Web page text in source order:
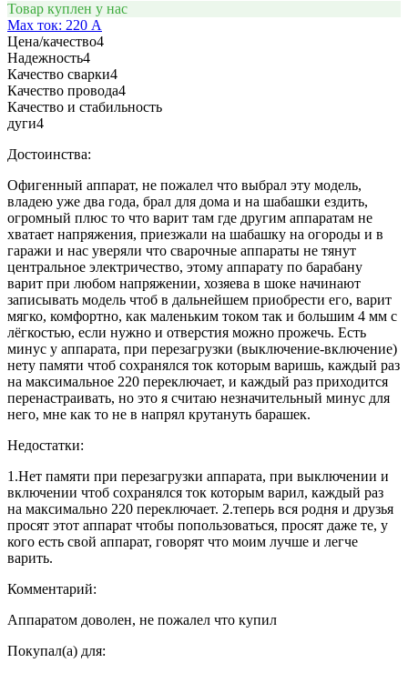
Товар куплен у нас
Max ток: 220 А
Цена/качество4
Надежность4
Качество сварки4
Качество провода4
Качество и стабильность
дуги4
Достоинства:
Офигенный аппарат, не пожалел что выбрал эту модель,
владею уже два года, брал для дома и на шабашки ездить,
огромный плюс то что варит там где другим аппаратам не
хватает напряжения, приезжали на шабашку на огороды и в
гаражи и нас уверяли что сварочные аппараты не тянут
центральное электричество, этому аппарату по барабану
варит при любом напряжении, хозяева в шоке начинают
записывать модель чтоб в дальнейшем приобрести его, варит
мягко, комфортно, как маленьким током так и большим 4 мм с
лёгкостью, если нужно и отверстия можно прожечь. Есть
минус у аппарата, при перезагрузки (выключение-включение)
нету памяти чтоб сохранялся ток которым варишь, каждый раз
на максимальное 220 переключает, и каждый раз приходится
перенастраивать, но это я считаю незначительный минус для
него, мне как то не в напрял крутануть барашек.
Недостатки:
1.Нет памяти при перезагрузки аппарата, при выключении и
включении чтоб сохранялся ток которым варил, каждый раз
на максимально 220 переключает. 2.теперь вся родня и друзья
просят этот аппарат чтобы попользоваться, просят даже те, у
кого есть свой аппарат, говорят что моим лучше и легче
варить.
Комментарий:
Аппаратом доволен, не пожалел что купил
Покупал(а) для: